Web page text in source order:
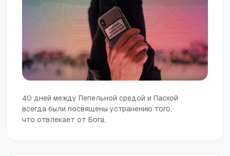
40 дней между Пепельной средой и Пасхой
всегда были посвящены устранению того,
что отвлекает от Бога.